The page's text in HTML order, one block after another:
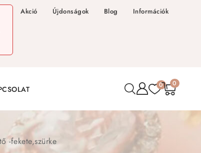
Akció Újdonságok Blog Információk
0 0
-fekete,szürke